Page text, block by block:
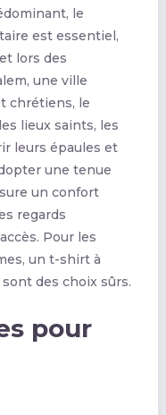
le
est essentiel,
lors des
une ville
chrétiens, le
lieux saints, les
leurs épaules et
une tenue
un confort
regards
Pour les
un t-shirt à
des choix sûrs.
pour